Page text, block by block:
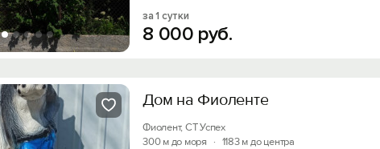
за 1 сутки
8 000 руб.
Дом на Фиоленте
Фиолент, СТ Успех
300 м до моря
· 1183 м до центра